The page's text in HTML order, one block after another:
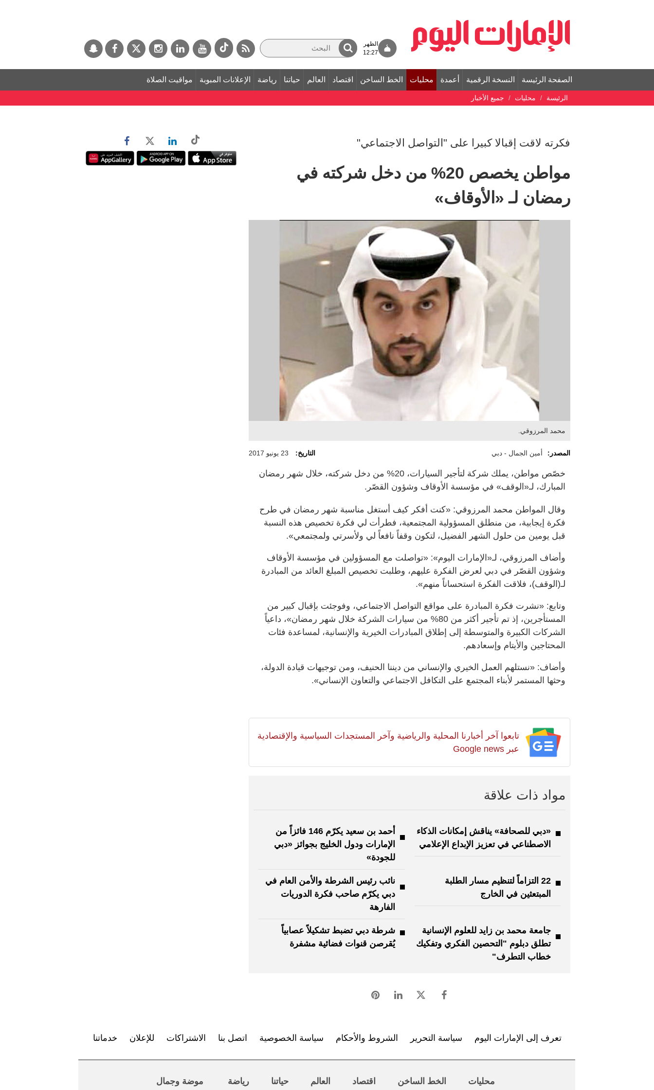
الظهر
12:27
الصفحة الرئيسة النسخة الرقمية أعمدة محليات الخط الساخن اقتصاد العالم حياتنا رياضة الإعلانات المبوبة مواقيت الصلاة
الرئيسة محليات جميع الأخبار
فكرته لاقت إقبالا كبيرا على "التواصل الاجتماعي"
مواطن يخصص 20% من دخل شركته في
رمضان لـ «الأوقاف»
محمد المرزوقي.
المصدر: أمين الجمال - دبي التاريخ: 23 يونيو 2017
خصّص مواطن، يملك شركة لتأجير السيارات، 20% من دخل شركته، خلال شهر رمضان
المبارك، لـ«الوقف» في مؤسسة الأوقاف وشؤون القصّر.
وقال المواطن محمد المرزوقي: «كنت أفكر كيف أستغل مناسبة شهر رمضان في طرح
فكرة إيجابية، من منطلق المسؤولية المجتمعية، فطرأت لي فكرة تخصيص هذه النسبة
قبل يومين من حلول الشهر الفضيل، لتكون وقفاً نافعاً لي ولأسرتي ولمجتمعي».
وأضاف المرزوقي، لـ«الإمارات اليوم»: «تواصلت مع المسؤولين في مؤسسة الأوقاف
وشؤون القصّر في دبي لعرض الفكرة عليهم، وطلبت تخصيص المبلغ العائد من المبادرة
لـ(الوقف)، فلاقت الفكرة استحساناً منهم».
وتابع: «نشرت فكرة المبادرة على مواقع التواصل الاجتماعي، وفوجئت بإقبال كبير من
المستأجرين، إذ تم تأجير أكثر من 80% من سيارات الشركة خلال شهر رمضان»، داعياً
الشركات الكبيرة والمتوسطة إلى إطلاق المبادرات الخيرية والإنسانية، لمساعدة فئات
المحتاجين والأيتام وإسعادهم.
وأضاف: «نستلهم العمل الخيري والإنساني من ديننا الحنيف، ومن توجيهات قيادة الدولة،
وحثها المستمر لأبناء المجتمع على التكافل الاجتماعي والتعاون الإنساني».
تابعوا آخر أخبارنا المحلية والرياضية وآخر المستجدات السياسية والإقتصادية
عبر Google news
مواد ذات علاقة
«دبي للصحافة» يناقش إمكانات الذكاء
الاصطناعي في تعزيز الإبداع الإعلامي
أحمد بن سعيد يكرّم 146 فائزاً من
الإمارات ودول الخليج بجوائز «دبي
للجودة»
22 التزاماً لتنظيم مسار الطلبة
المبتعثين في الخارج
نائب رئيس الشرطة والأمن العام في
دبي يكرّم صاحب فكرة الدوريات
الفارهة
جامعة محمد بن زايد للعلوم الإنسانية
تطلق دبلوم "التحصين الفكري وتفكيك
خطاب التطرف"
شرطة دبي تضبط تشكيلاً عصابياً
يُقرصن قنوات فضائية مشفرة
تعرف إلى الإمارات اليوم سياسة التحرير الشروط والأحكام سياسة الخصوصية اتصل بنا الاشتراكات للإعلان خدماتنا
محليات الخط الساخن اقتصاد العالم حياتنا رياضة موضة وجمال